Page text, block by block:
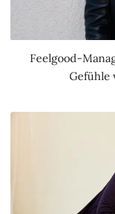
Feelgood-
Gefühle